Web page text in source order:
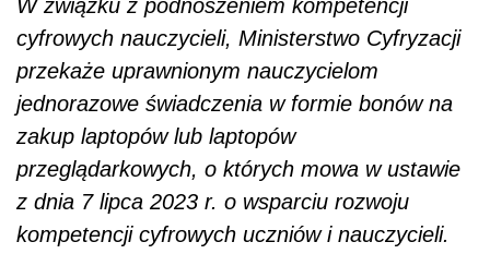
W związku z podnoszeniem kompetencji
cyfrowych nauczycieli, Ministerstwo Cyfryzacji
przekaże uprawnionym nauczycielom
jednorazowe świadczenia w formie bonów na
zakup laptopów lub laptopów
przeglądarkowych, o których mowa w ustawie
z dnia 7 lipca 2023 r. o wsparciu rozwoju
kompetencji cyfrowych uczniów i nauczycieli.